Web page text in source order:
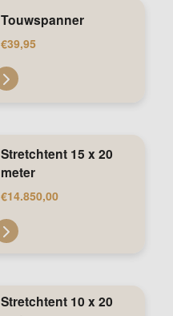
Touwspanner
€39,95
Stretchtent 15 x 20
meter
€14.850,00
Stretchtent 10 x 20